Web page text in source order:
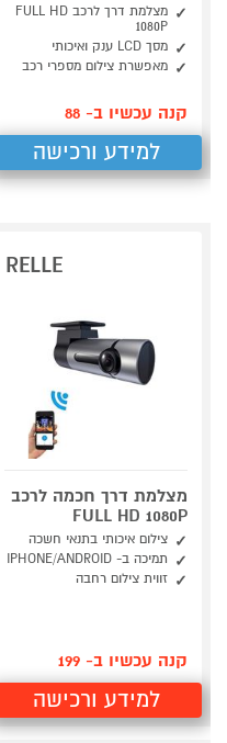
מצלמת דרך לרכב FULL HD
1080P
מסך LCD ענק ואיכותי
מאפשרת צילום מספרי רכב
קנה עכשיו ב- 88
למידע ורכישה
RELLE
מצלמת דרך חכמה לרכב
FULL HD 1080P
צילום איכותי בתנאי חשכה
תמיכה ב- IPHONE/ANDROID
זווית צילום רחבה
קנה עכשיו ב- 199
למידע ורכישה